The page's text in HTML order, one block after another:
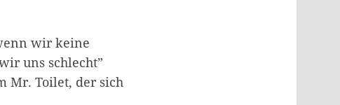
wir keine
uns schlecht”
Mr. Toilet, der sich